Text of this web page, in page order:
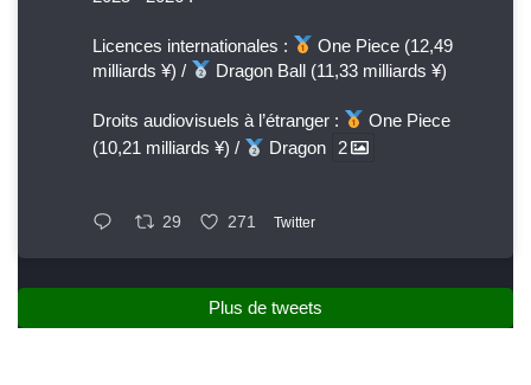
Licences internationales :
One Piece (12,49
milliards ¥) /
Dragon Ball (11,33 milliards ¥)
Droits audiovisuels à l’étranger :
One Piece
(10,21 milliards ¥) /
Dragon 2
29 271 Twitter
Plus de tweets